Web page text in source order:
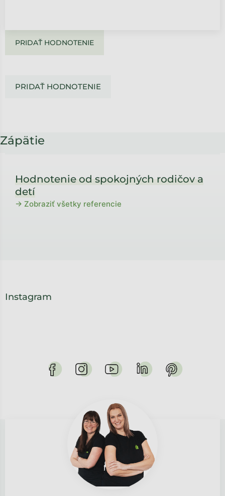
PRIDAŤ HODNOTENIE
PRIDAŤ HODNOTENIE
Zápätie
Hodnotenie od spokojných rodičov a
detí
→ Zobraziť všetky referencie
Instagram